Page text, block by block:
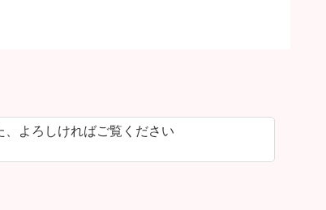
よろしければご覧ください